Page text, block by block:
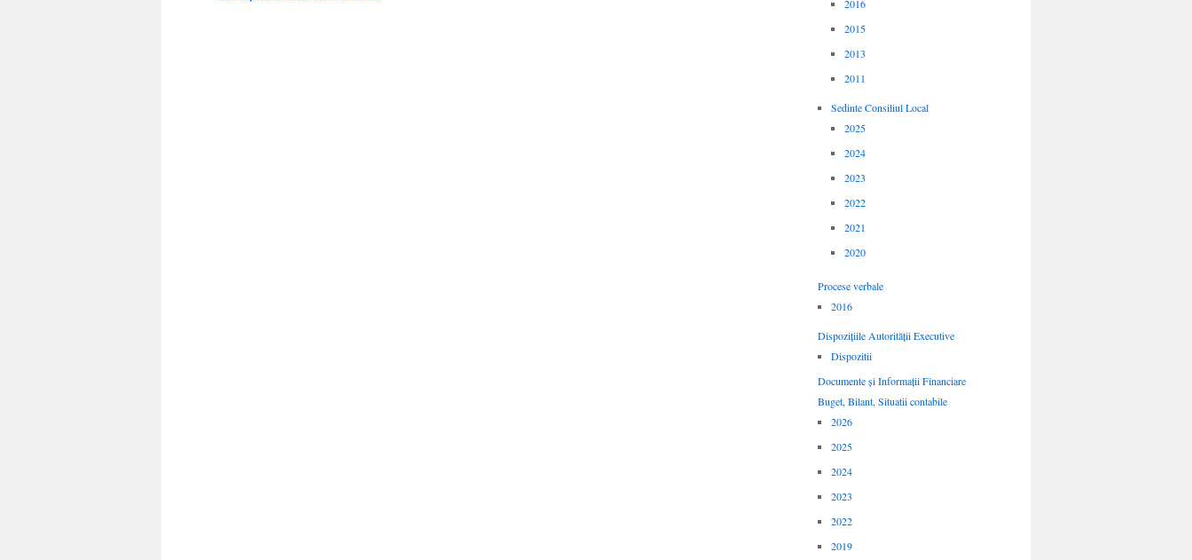
2016
2015
2013
2011
Sedinte Consiliul Local
2025
2024
2023
2022
2021
2020
Procese verbale
2016
Dispozițiile Autorității Executive
Dispozitii
Documente și Informații Financiare
Buget, Bilant, Situatii contabile
2026
2025
2024
2023
2022
2019